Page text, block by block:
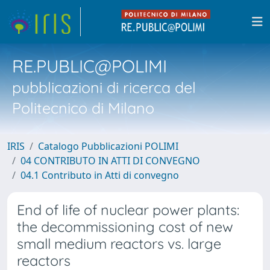
RE.PUBLIC@POLIMI
pubblicazioni di ricerca del
Politecnico di Milano
IRIS
Catalogo Pubblicazioni POLIMI
04 CONTRIBUTO IN ATTI DI CONVEGNO
04.1 Contributo in Atti di convegno
End of life of nuclear power plants:
the decommissioning cost of new
small medium reactors vs. large
reactors